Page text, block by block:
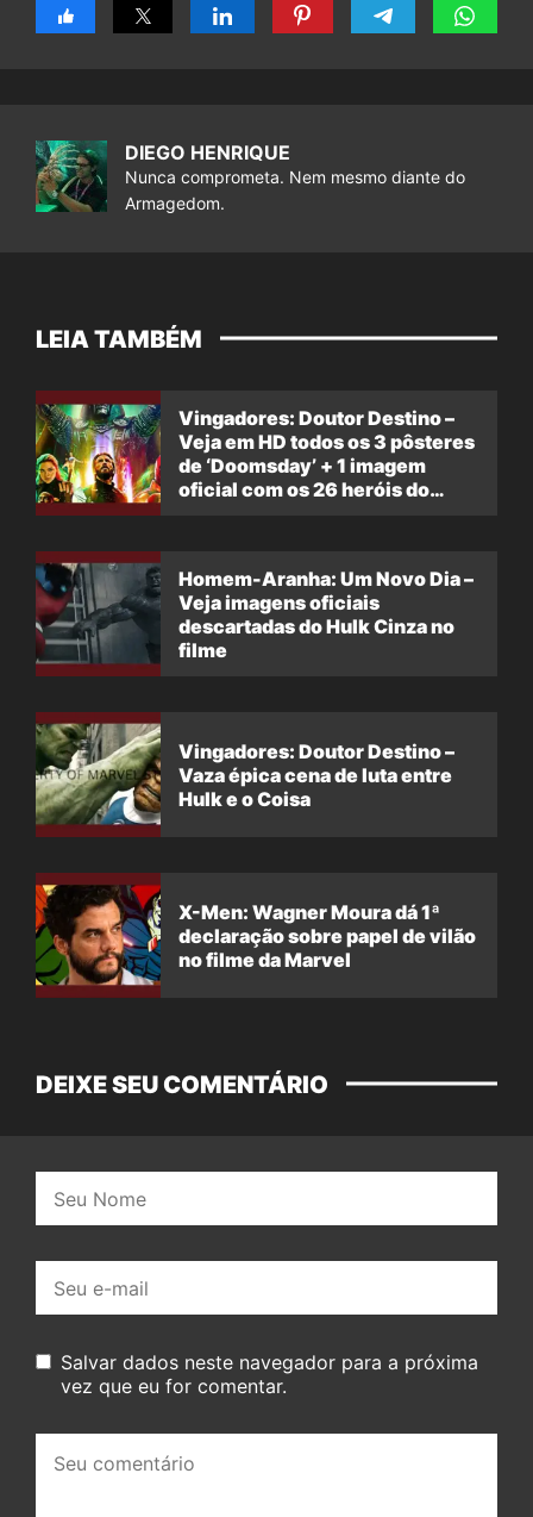
DIEGO HENRIQUE
Nunca comprometa. Nem mesmo diante do
Armagedom.
LEIA TAMBÉM
Vingadores: Doutor Destino –
Veja em HD todos os 3 pôsteres
de ‘Doomsday’ + 1 imagem
oficial com os 26 heróis do
Homem-Aranha: Um Novo Dia –
Veja imagens oficiais
descartadas do Hulk Cinza no
filme
Vingadores: Doutor Destino –
Vaza épica cena de luta entre
Hulk e o Coisa
X-Men: Wagner Moura dá 1ª
declaração sobre papel de vilão
no filme da Marvel
DEIXE SEU COMENTÁRIO
mail:
Salvar dados neste navegador para a próxima
vez que eu for comentar.
comentário: